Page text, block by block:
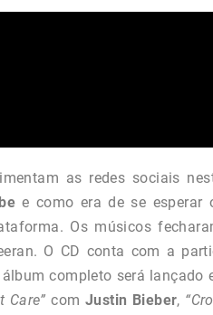
as redes sociais
e como era de se
Os músicos
O CD conta com a
completo será lançado
Care”comJustin Bieber,